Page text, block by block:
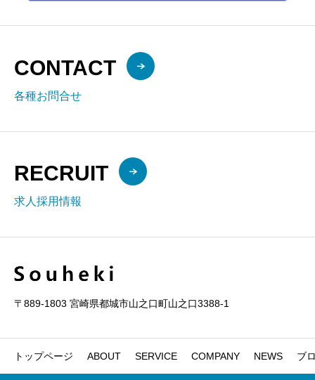
CONTACT
各種お問合せ
RECRUIT
求人採用情報
〒889-1803 宮崎県都城市山之口町山之口3388-1
トップページ ABOUT SERVICE COMPANY NEWS ブ